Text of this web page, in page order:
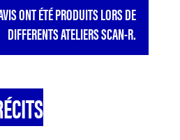
ONT ÉTÉ PRODUITS LORS DE
DIFFERENTS ATELIERS SCAN-R.